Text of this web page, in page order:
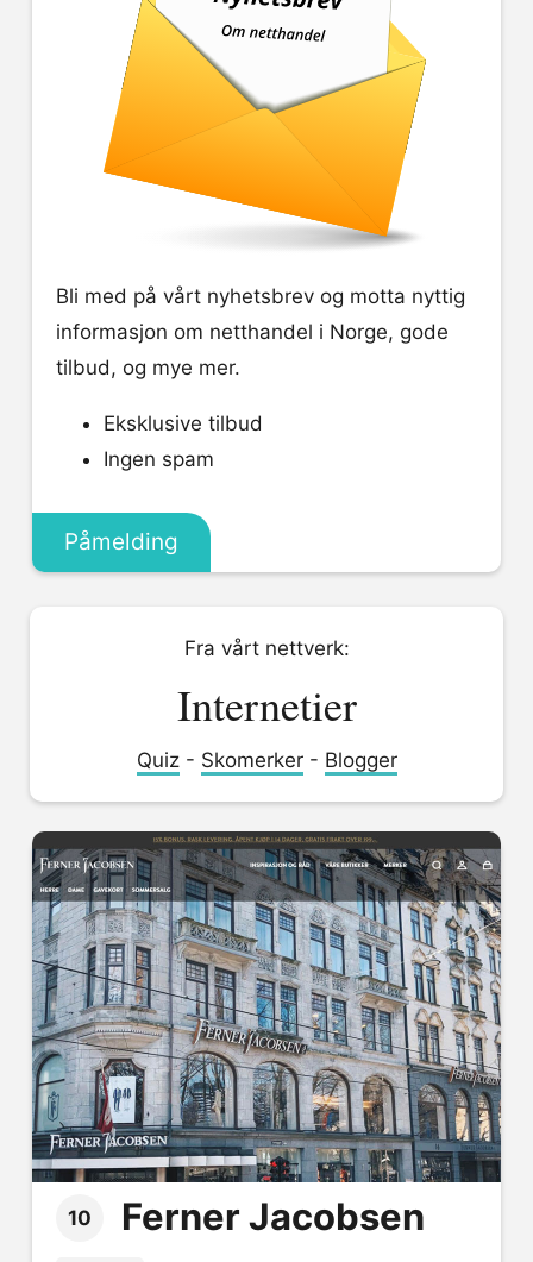
Bli med på vårt nyhetsbrev og motta nyttig
informasjon om netthandel i Norge, gode
tilbud, og mye mer.
Eksklusive tilbud
Ingen spam
Påmelding
Fra vårt nettverk:
Internetier
Quiz- Skomerker- Blogger
10 Ferner Jacobsen